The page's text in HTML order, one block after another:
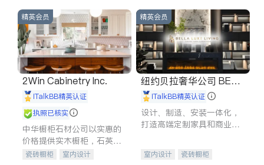
精英会员
2Win Cabinetry Inc.
iTalkBB精英认证
执照已核实
中华橱柜石材公司以实惠的
价格提供实木橱柜，石英石
台面，多种优质不锈钢水
瓷砖橱柜
室内设计
精英会员
纽约贝拉奢华公司 BELL
A LUXE
iTalkBB精英认证
设计、制造、安装一体化，
打造高端定制家具和商业空
室内设计
瓷砖橱柜